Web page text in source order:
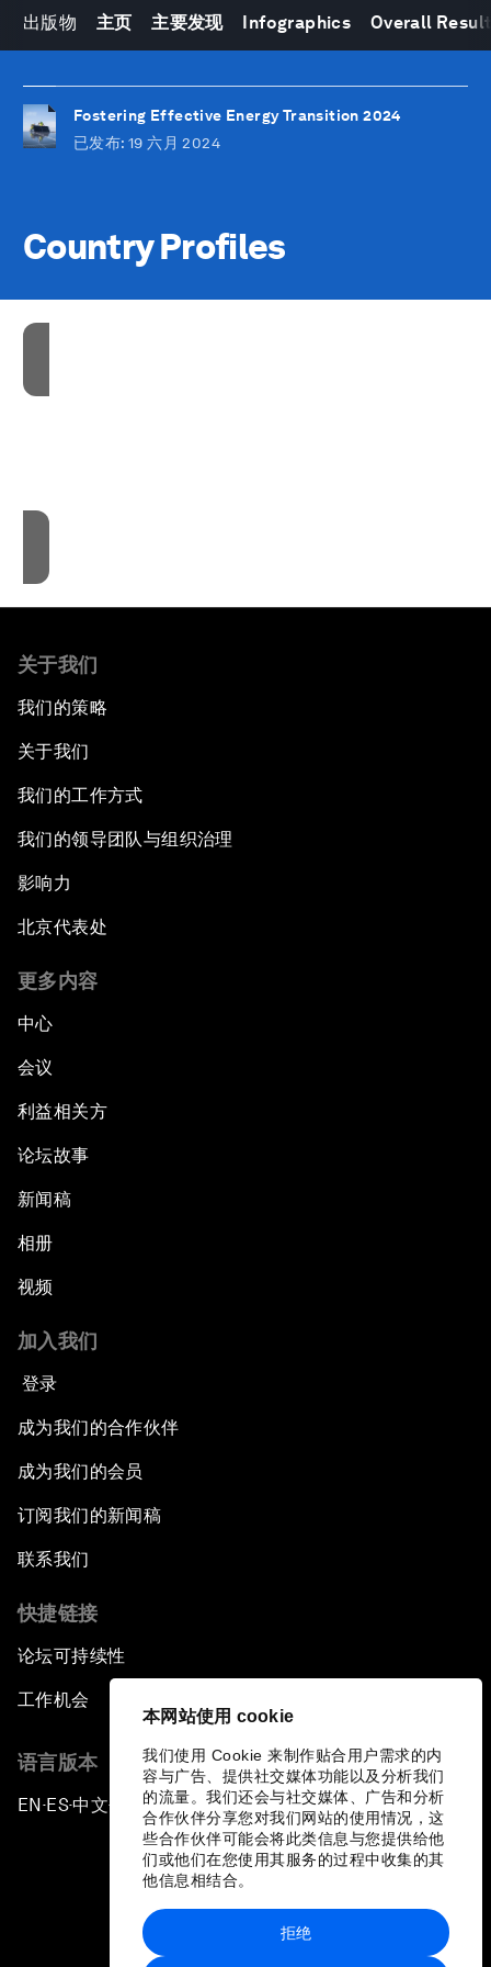
本网站使用 cookie
我们使用 Cookie 来制作贴合用户需求的内
容与广告、提供社交媒体功能以及分析我们
的流量。我们还会与社交媒体、广告和分析
合作伙伴分享您对我们网站的使用情况，这
些合作伙伴可能会将此类信息与您提供给他
们或他们在您使用其服务的过程中收集的其
他信息相结合。
拒绝
出版物 主页 主要发现 Infographics Overall
Fostering Effective Energy Transition 2024
已发布: 19 六月 2024
Country Profiles
关于我们
我们的策略
关于我们
我们的工作方式
我们的领导团队与组织治理
影响力
北京代表处
更多内容
中心
会议
利益相关方
论坛故事
新闻稿
相册
视频
加入我们
登录
成为我们的合作伙伴
成为我们的会员
订阅我们的新闻稿
联系我们
快捷链接
论坛可持续性
工作机会
语言版本
EN ▪ES▪中文▪ 日本語